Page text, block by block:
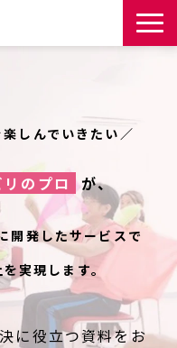
しんでいきたい／
リのプロ が、
開発したサービスで
実現します。
に役立つ資料をお